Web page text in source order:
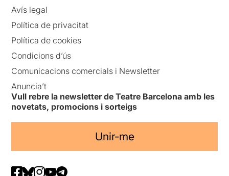
Avís legal
Política de privacitat
Política de cookies
Condicions d’ús
Comunicacions comercials i Newsletter
Anuncia’t
Vull rebre la newsletter de Teatre Barcelona amb les
novetats, promocions i sorteigs
Unir-me